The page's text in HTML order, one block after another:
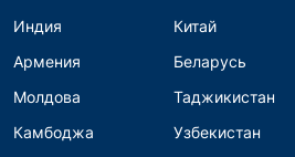
Индия Китай
Армения
Беларусь
Молдова
Таджикистан
Камбоджа
Узбекистан